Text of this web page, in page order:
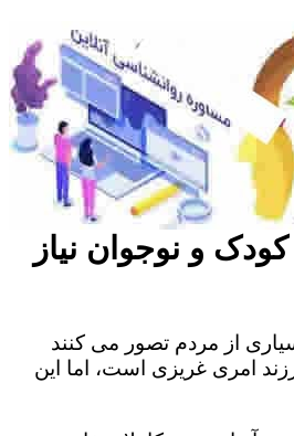
و نوجوان نیاز
از مردم تصور می کنند
امری غریزی است، اما این